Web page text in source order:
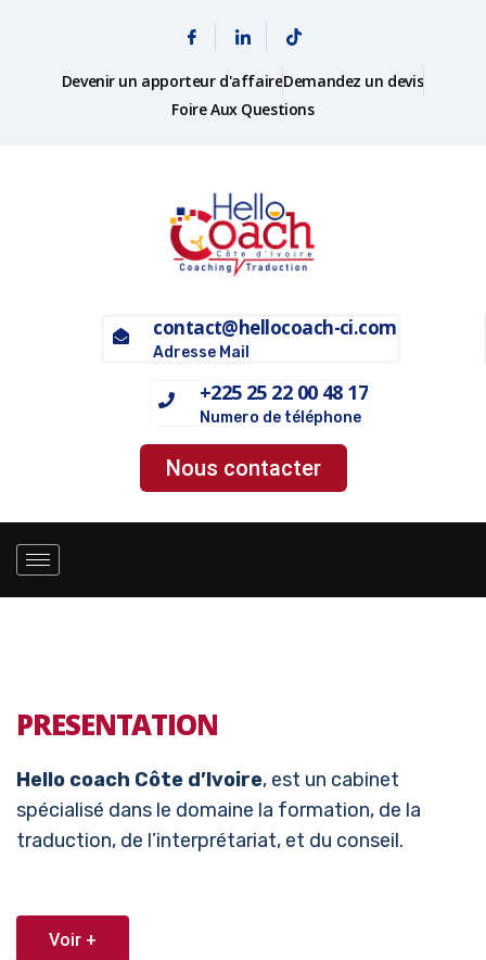
Devenir un apporteur d'affaireDemandez un devis
Foire Aux Questions
contact@hellocoach-ci.com
Adresse Mail
+225 25 22 00 48 17
Numero de téléphone
Nous contacter
PRESENTATION
Hello coach Côte d’Ivoire, est un cabinet
spécialisé dans le domaine la formation, de la
traduction, de l’interprétariat, et du conseil.
Voir +